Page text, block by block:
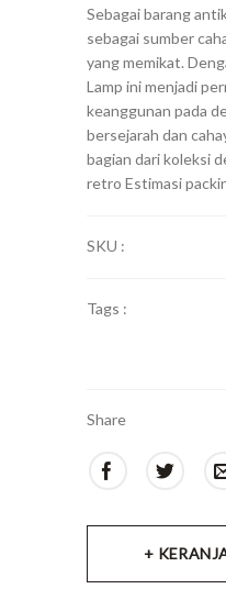
Sebagai barang
sebagai sumber
yang memikat.
Lamp ini menjadi
keanggunan pada
bersejarah dan
bagian dari koleksi
retro Estimasi
SKU :
Tags :
Share
+